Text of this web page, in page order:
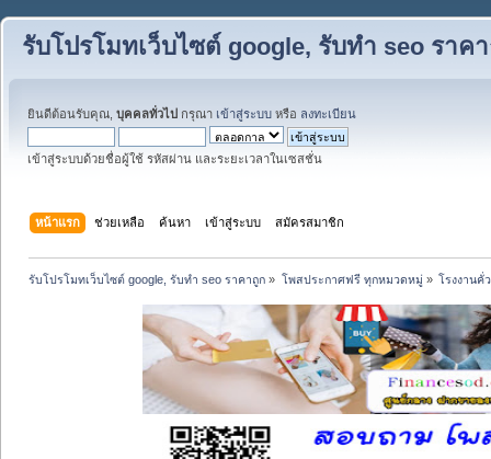
รับโปรโมทเว็บไซต์ google, รับทำ seo ราค
ยินดีต้อนรับคุณ, บุคคลทั่วไป กรุณา เข้าสู่ระบบ หรือ ลงทะเบียน
เข้าสู่ระบบด้วยชื่อผู้ใช้ รหัสผ่าน และระยะเวลาในเซสชั่น
หน้าแรก ช่วยเหลือ ค้นหา เข้าสู่ระบบ สมัครสมาชิก
รับโปรโมทเว็บไซต์ google, รับทำ seo ราคาถูก » โพสประกาศฟรี ทุกหมวดหมู่» โรงงานคั่